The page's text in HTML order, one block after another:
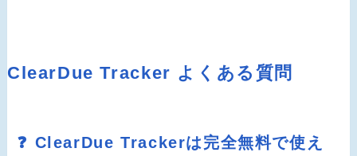
ClearDue Tracker よくある質問
❓ ClearDue Trackerは完全無料で使え